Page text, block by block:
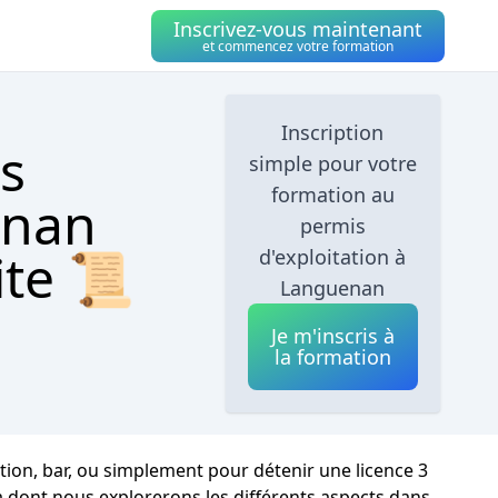
Inscrivez-vous maintenant
et commencez votre formation
📜
Inscription
simple pour votre
formation au
permis
d'exploitation à
Languenan
Je m'inscris à
la formation
bar, ou simplement pour détenir une licence 3